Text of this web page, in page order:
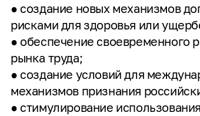
● создание новых механизмов
рисками для здоровья или
● обеспечение своевременного
рынка труда;
● создание условий для
механизмов признания
● стимулирование